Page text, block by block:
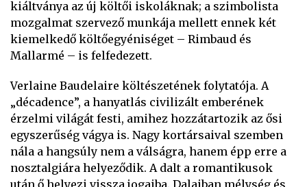
kiáltványa az új költői iskoláknak; a szimbolista
mozgalmat szervező munkája mellett ennek két
kiemelkedő költőegyéniséget – Rimbaud és
Mallarmé – is felfedezett.
Verlaine Baudelaire költészetének folytatója. A
„décadence”, a hanyatlás civilizált emberének
érzelmi világát festi, amihez hozzátartozik az ősi
egyszerűség vágya is. Nagy kortársaival szemben
nála a hangsúly nem a válságra, hanem épp erre a
nosztalgiára helyeződik. A dalt a romantikusok
után ő helyezi vissza jogaiba. Dalaiban mélység és